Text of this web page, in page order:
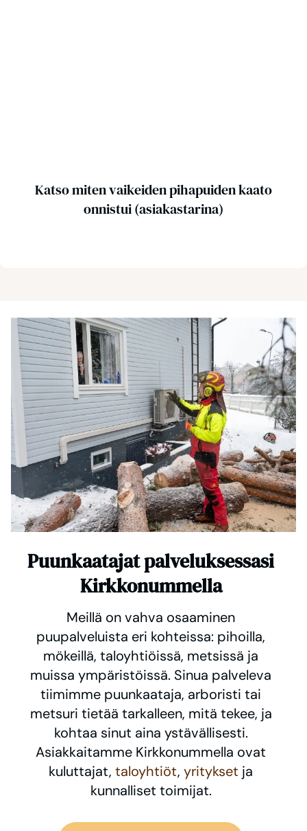
Katso miten vaikeiden pihapuiden kaato
onnistui (asiakastarina)
Puunkaatajat palveluksessasi
Kirkkonummella
Meillä on vahva osaaminen
puupalveluista eri kohteissa: pihoilla,
mökeillä, taloyhtiöissä, metsissä ja
muissa ympäristöissä. Sinua palveleva
tiimimme puunkaataja, arboristi tai
metsuri tietää tarkalleen, mitä tekee, ja
kohtaa sinut aina ystävällisesti.
Asiakkaitamme Kirkkonummella ovat
kuluttajat, taloyhtiöt, yritykset ja
kunnalliset toimijat.